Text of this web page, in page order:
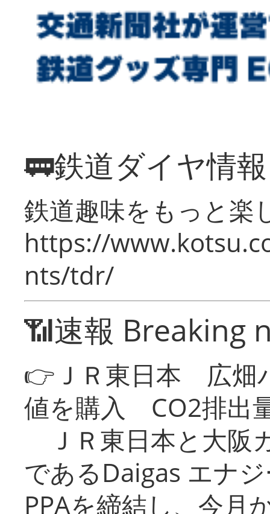
🚃鉄道ダイヤ情
鉄道趣味をもっと楽
https://
nts/tdr/
📶速報 Breaking
👉ＪＲ東日本 広畑
値を購入 CO2排出
ＪＲ東日本と大阪
であるDaigas エナ
PPAを締結し、今月